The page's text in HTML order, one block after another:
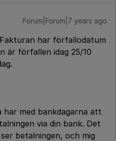
Forum|Forum|7 years ago
har förfallodatum
är förfallen idag 25/10
med bankdagarna att
via din bank. Det
betalningen, och mig